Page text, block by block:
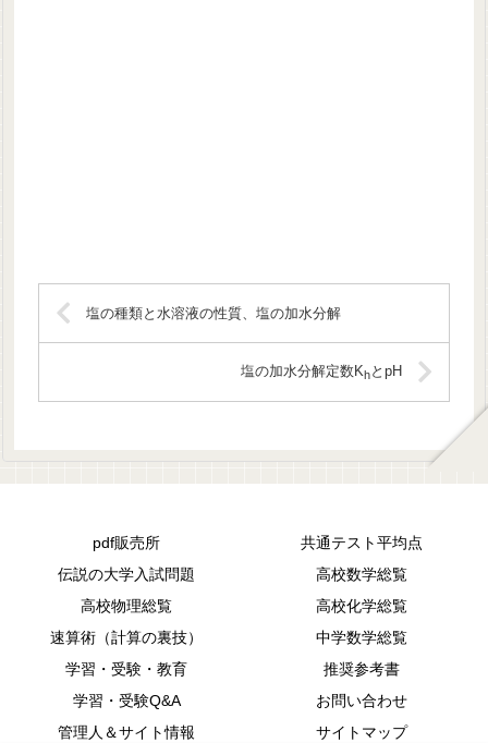
塩の種類と水溶液の性質、塩の加水分解
塩の加水分解定数KhとpH
pdf販売所
共通テスト平均点
伝説の大学入試問題
高校数学総覧
高校物理総覧
高校化学総覧
速算術（計算の裏技）
中学数学総覧
学習・受験・教育
推奨参考書
学習・受験Q&A
お問い合わせ
管理人＆サイト情報
サイトマップ